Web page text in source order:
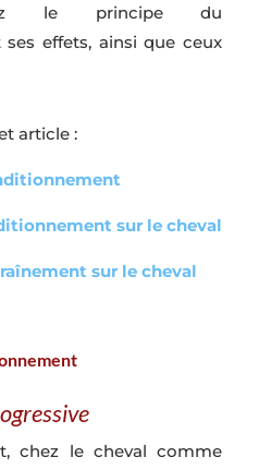
le principe du
effets, ainsi que ceux
article :
sur le cheval
sur le cheval
chez le cheval comme